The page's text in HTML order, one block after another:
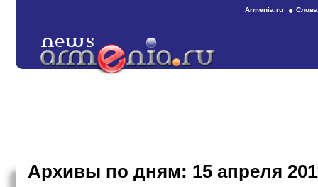
Armenia.ru
Архивы по дням: 15 апреля